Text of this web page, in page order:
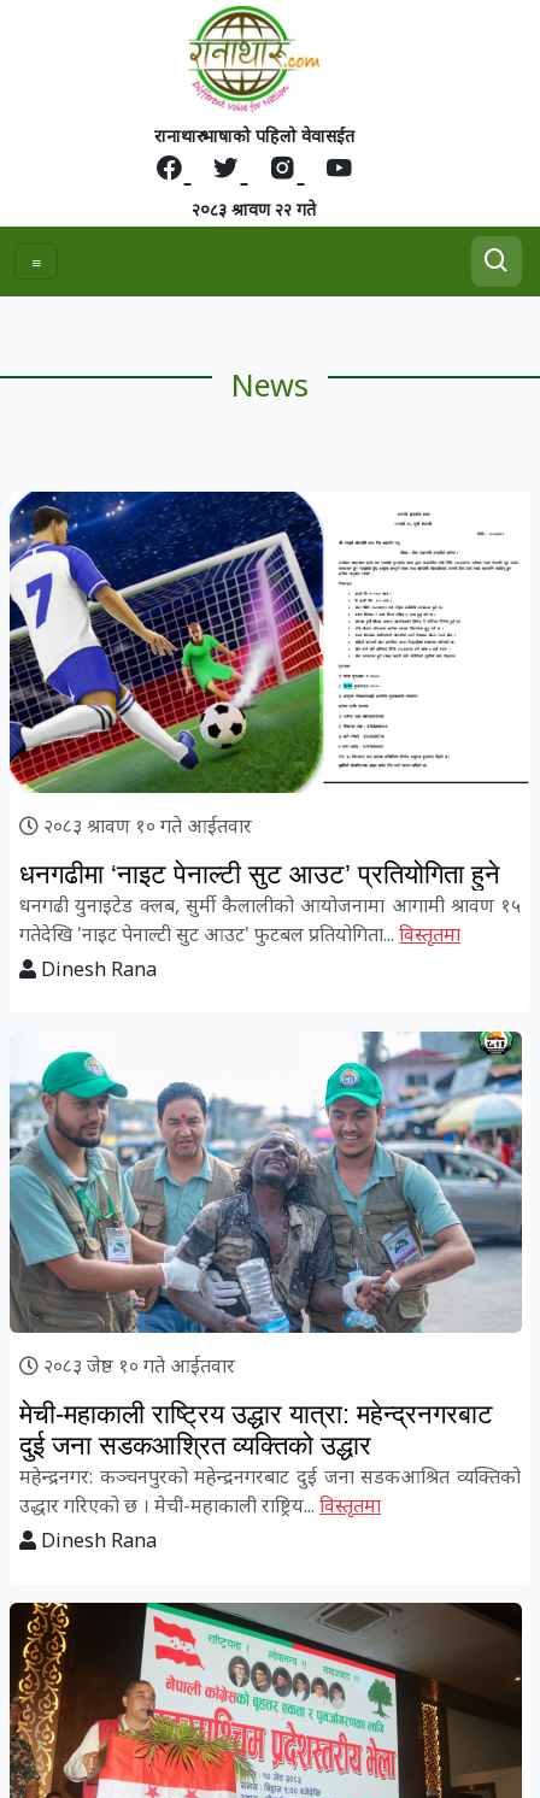
रानाथारु भाषाको पहिलो वेवासईत
२०८३ श्रावण २२ गते
News
२०८३ श्रावण १० गते आईतवार
धनगढीमा ‘नाइट पेनाल्टी सुट आउट’ प्रतियोगिता हुने
धनगढी युनाइटेड क्लब, सुर्मी कैलालीको आयोजनामा आगामी श्रावण १५
गतेदेखि 'नाइट पेनाल्टी सुट आउट' फुटबल प्रतियोगिता... विस्तृतमा
Dinesh Rana
२०८३ जेष्ठ १० गते आईतवार
मेची-महाकाली राष्ट्रिय उद्धार यात्रा: महेन्द्रनगरबाट
दुई जना सडकआश्रित व्यक्तिको उद्धार
महेन्द्रनगर: कञ्चनपुरको महेन्द्रनगरबाट दुई जना सडकआश्रित व्यक्तिको
उद्धार गरिएको छ । मेची-महाकाली राष्ट्रिय... विस्तृतमा
Dinesh Rana